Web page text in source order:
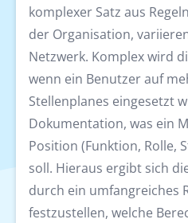
komplexer Satz aus
der Organisation,
Netzwerk. Komplex wird
wenn ein Benutzer auf
Stellenplanes eingesetzt
Dokumentation, was ein
Position (Funktion, Rolle,
soll. Hieraus ergibt sich
durch ein umfangreiches
festzustellen, welche